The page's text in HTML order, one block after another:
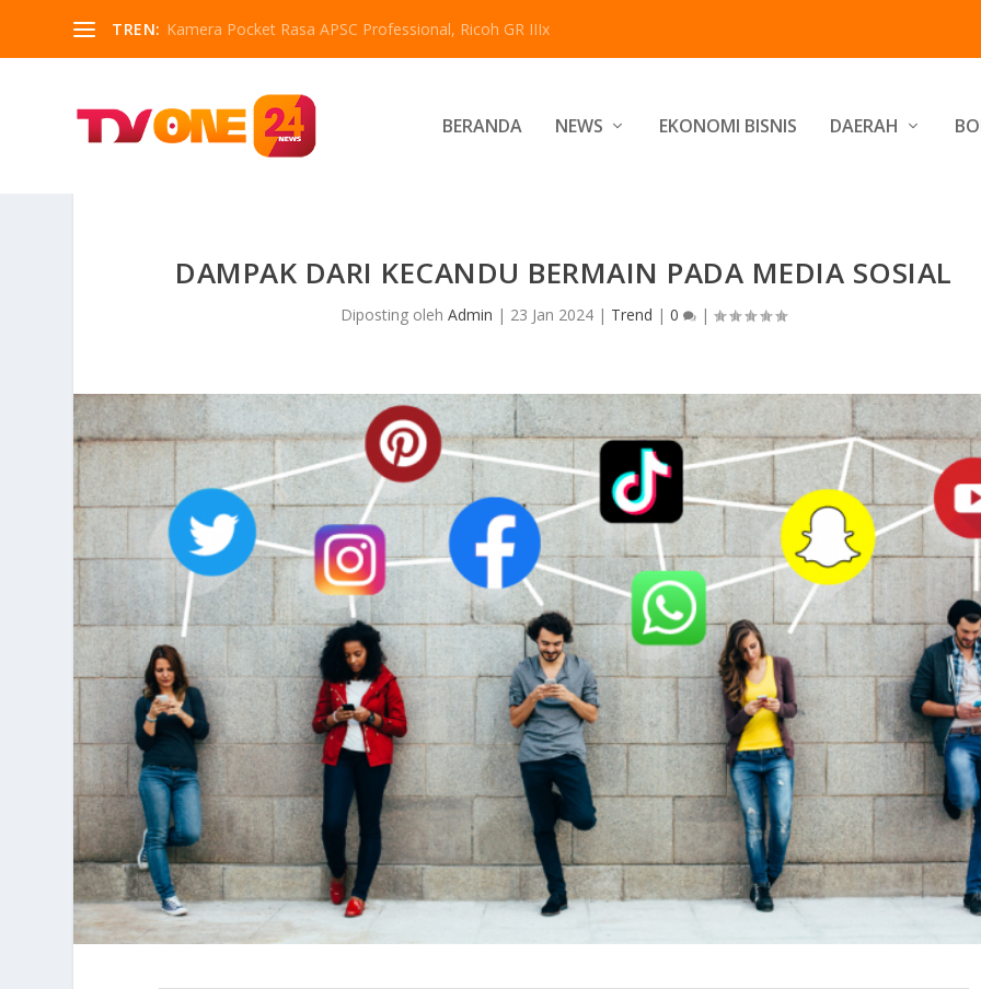
TREN: Kamera Pocket Rasa APSC Professional, Ricoh GR IIIx
BERANDA NEWS EKONOMI BISNIS DAERAH
DAMPAK DARI KECANDU BERMAIN PADA MEDIA SOSIAL
Diposting olehAdmin | 23 Jan 2024 | Trend |0 |